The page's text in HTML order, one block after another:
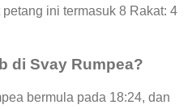
ini termasuk 8 Rakat: 4
di Svay Rumpea?
bermula pada 18:24, dan